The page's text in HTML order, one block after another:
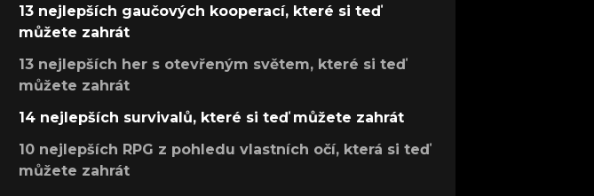
13 nejlepších gaučových kooperací, které si teď
můžete zahrát
13 nejlepších her s otevřeným světem, které si teď
můžete zahrát
14 nejlepších survivalů, které si teď můžete zahrát
10 nejlepších RPG z pohledu vlastních očí, která si teď
můžete zahrát